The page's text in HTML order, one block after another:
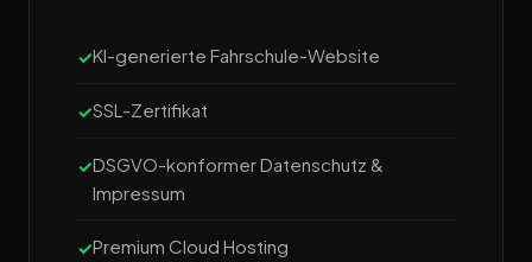
KI-generierte Fahrschule-Website
SSL-Zertifikat
DSGVO-konformer Datenschutz &
Impressum
Premium Cloud Hosting